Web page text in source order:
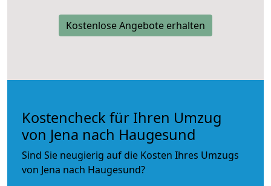
Kostenlose Angebote erhalten
Kostencheck für Ihren Umzug
von Jena nach Haugesund
Sind Sie neugierig auf die Kosten Ihres Umzugs
von Jena nach Haugesund?